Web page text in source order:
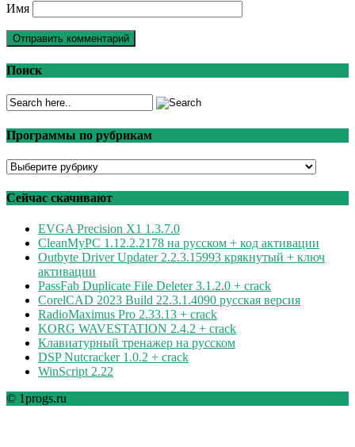
Имя
Поиск
Программы по рубрикам
Программы
рубрикам
Сейчас скачивают
EVGA Precision X1 1.3.7.0
CleanMyPC 1.12.2.2178 на русском + код активации
Outbyte Driver Updater 2.2.3.15993 крякнутый + ключ
активации
PassFab Duplicate File Deleter 3.1.2.0 + crack
CorelCAD 2023 Build 22.3.1.4090 русская версия
RadioMaximus Pro 2.33.13 + crack
KORG WAVESTATION 2.4.2 + crack
Клавиатурный тренажер на русском
DSP Nutcracker 1.0.2 + crack
WinScript 2.22
© 1progs.ru